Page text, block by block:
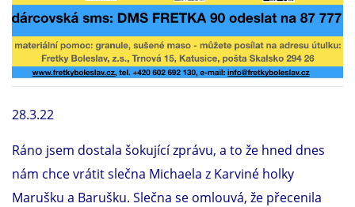
V NOVÝCH DOMOVECH
PODMÍNKY PŘEVZETÍ FRETKY.
28.3.22
Ráno jsem dostala šokující zprávu, a to že hned dnes
nám chce vrátit slečna Michaela z Karviné holky
Marušku a Barušku. Slečna se omlouvá, že přecenila